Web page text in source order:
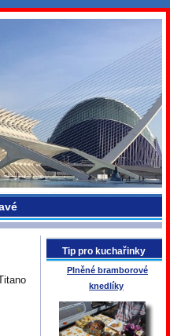
Tip pro kuchařinky
Plněné bramborové
knedlíky